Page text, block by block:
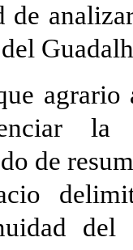
de
la
de
del